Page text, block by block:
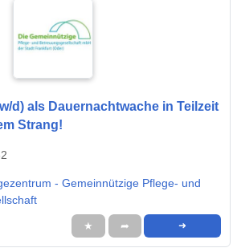
d) als Dauernachtwache in Teilzeit
Strang!
- Gemeinnützige Pflege- und
★ ➦ ➜